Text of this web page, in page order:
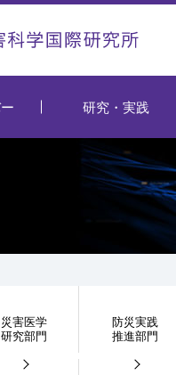
研究・実践
災害医学
研究部門
防災実践
推進部門